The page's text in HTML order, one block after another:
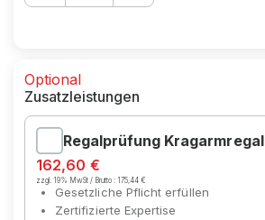
Optional
Zusatzleistungen
Regalprüfung Kragarmregal
162,60 €
zzgl. 19% MwSt / Brutto :175,44 €
Gesetzliche Pflicht erfüllen
Zertifizierte Expertise